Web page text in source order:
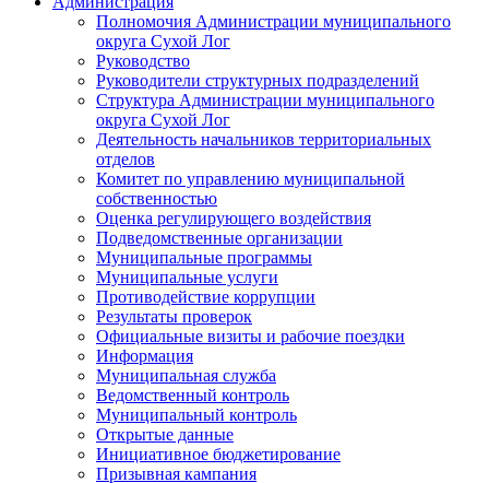
Полномочия Администрации муниципального
округа Сухой Лог
Руководство
Руководители структурных подразделений
Структура Администрации муниципального
округа Сухой Лог
Деятельность начальников территориальных
отделов
Комитет по управлению муниципальной
собственностью
Оценка регулирующего воздействия
Подведомственные организации
Муниципальные программы
Муниципальные услуги
Противодействие коррупции
Результаты проверок
Официальные визиты и рабочие поездки
Информация
Муниципальная служба
Ведомственный контроль
Муниципальный контроль
Открытые данные
Инициативное бюджетирование
Призывная кампания